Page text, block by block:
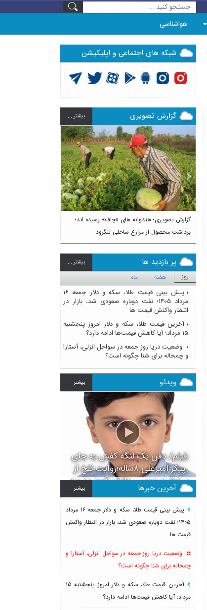
هواشناسی
شبکه های اجتماعی و اپلیکیشن
گزارش تصویری بيشتر ...
گزارش تصویری؛ هندوانه های «چاف» رسیده اند؛
برداشت محصول از مزارع ساحلی لنگرود
Previous Next
پر بازدید ها بيشتر ...
روز هفته ماه
پیش بینی قیمت طلا، سکه و دلار جمعه ۱۶
مرداد ۱۴۰۵؛ نفت دوباره صعودی شد، بازار در
انتظار واکنش قیمت ها
آخرین قیمت طلا، سکه و دلار امروز پنجشنبه
۱۵ مرداد؛ آیا کاهش قیمت‌ها ادامه دارد؟
وضعیت دریا روز جمعه در سواحل انزلی، آستارا
و چمخاله برای شنا چگونه است؟
ویدئو بيشتر ...
فیلم/ دفن یک لنگه کفش به جای
پیکر امیرعلی ۸ساله؛روایت تلخ از
سرنوشت دومین دانش آموز مدرسه
میناب بعد از ماکان
آخرین خبرها بيشتر ...
پیش بینی قیمت طلا، سکه و دلار جمعه ۱۶ مرداد
۱۴۰۵؛ نفت دوباره صعودی شد، بازار در انتظار واکنش
قیمت ها
وضعیت دریا روز جمعه در سواحل انزلی، آستارا و
چمخاله برای شنا چگونه است؟
آخرین قیمت طلا، سکه و دلار امروز پنجشنبه ۱۵
مرداد؛ آیا کاهش قیمت‌ها ادامه دارد؟